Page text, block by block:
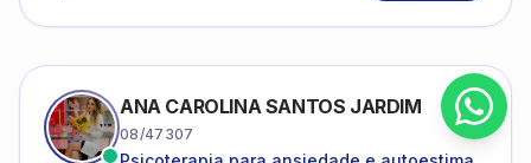
ANA CAROLINA SANTOS JARDIM
08/47307